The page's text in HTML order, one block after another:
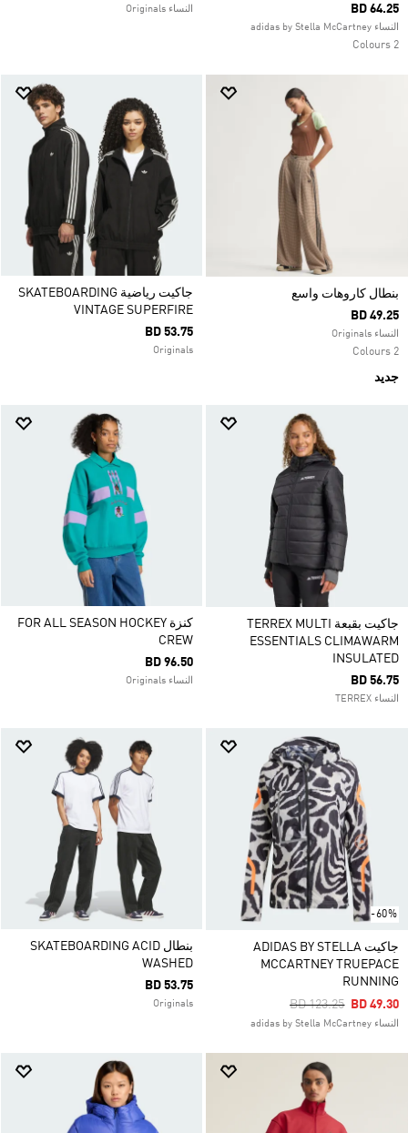
BD 64.25
النساء adidas by Stella McCartney
2 Colours
النساء Originals
بنطال كاروهات واسع
BD 49.25
النساء Originals
2 Colours
جديد
جاكيت رياضية SKATEBOARDING
VINTAGE SUPERFIRE
BD 53.75
Originals
جاكيت بقبعة TERREX MULTI
ESSENTIALS CLIMAWARM
INSULATED
BD 56.75
النساء TERREX
كنزة FOR ALL SEASON HOCKEY
CREW
BD 96.50
النساء Originals
-60%
جاكيت ADIDAS BY STELLA
MCCARTNEY TRUEPACE
RUNNING
Price Reduced From
BD 123.25ToBD 49.30
النساء adidas by Stella McCartney
بنطال SKATEBOARDING ACID
WASHED
BD 53.75
Originals